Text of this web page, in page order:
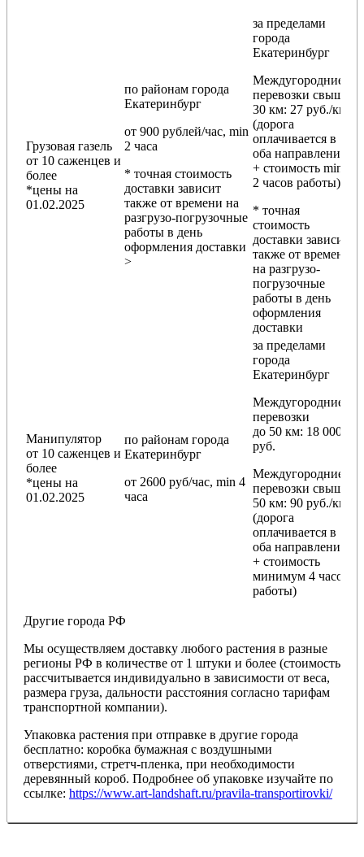
Грузовая газель
от 10 саженцев и
более
*цены на
01.02.2025
по районам города
Екатеринбург
от 900 рублей/час, min
2 часа
* точная стоимость
доставки зависит
также от времени на
разгрузо-погрузочные
работы в день
оформления доставки
>
за пределами
города
Екатеринбург
Междугородние
перевозки свыше
30 км: 27 руб./км
(дорога
оплачивается в
оба направления
+ стоимость min
2 часов работы)
* точная
стоимость
доставки зависит
также от времени
на разгрузо-
погрузочные
работы в день
оформления
доставки
Манипулятор
от 10 саженцев и
более
*цены на
01.02.2025
по районам города
Екатеринбург
от 2600 руб/час, min 4
часа
за пределами
города
Екатеринбург
Междугородние
перевозки
до 50 км: 18 000
руб.
Междугородние
перевозки свыше
50 км: 90 руб./км
(дорога
оплачивается в
оба направления
+ стоимость
минимум 4 часов
работы)
Другие города РФ
Мы осуществляем доставку любого растения в разные
регионы РФ в количестве от 1 штуки и более (стоимость
рассчитывается индивидуально в зависимости от веса,
размера груза, дальности расстояния согласно тарифам
транспортной компании).
Упаковка растения при отправке в другие города
бесплатно: коробка бумажная с воздушными
отверстиями, стретч-пленка, при необходимости
деревянный короб. Подробнее об упаковке изучайте по
ссылке: https://www.art-landshaft.ru/pravila-transportirovki/